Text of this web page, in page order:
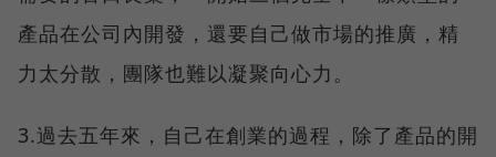
產品在公司內開發，還要自己做市場的推廣，精
力太分散，團隊也難以凝聚向心力。
3.過去五年來，自己在創業的過程，除了產品的開